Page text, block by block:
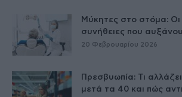
Μύκητες στο στόμα: Οι
συνήθειες που
20 Φεβρουαρίου 2026
Πρεσβυωπία: Τι
μετά τα 40 και πώς